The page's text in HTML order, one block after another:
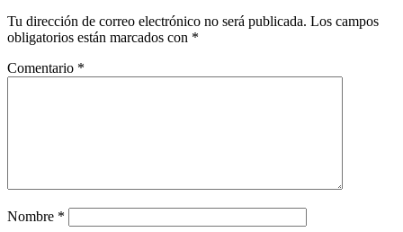
Tu dirección de correo electrónico no será publicada. Los campos
obligatorios están marcados con *
Comentario *
Nombre *